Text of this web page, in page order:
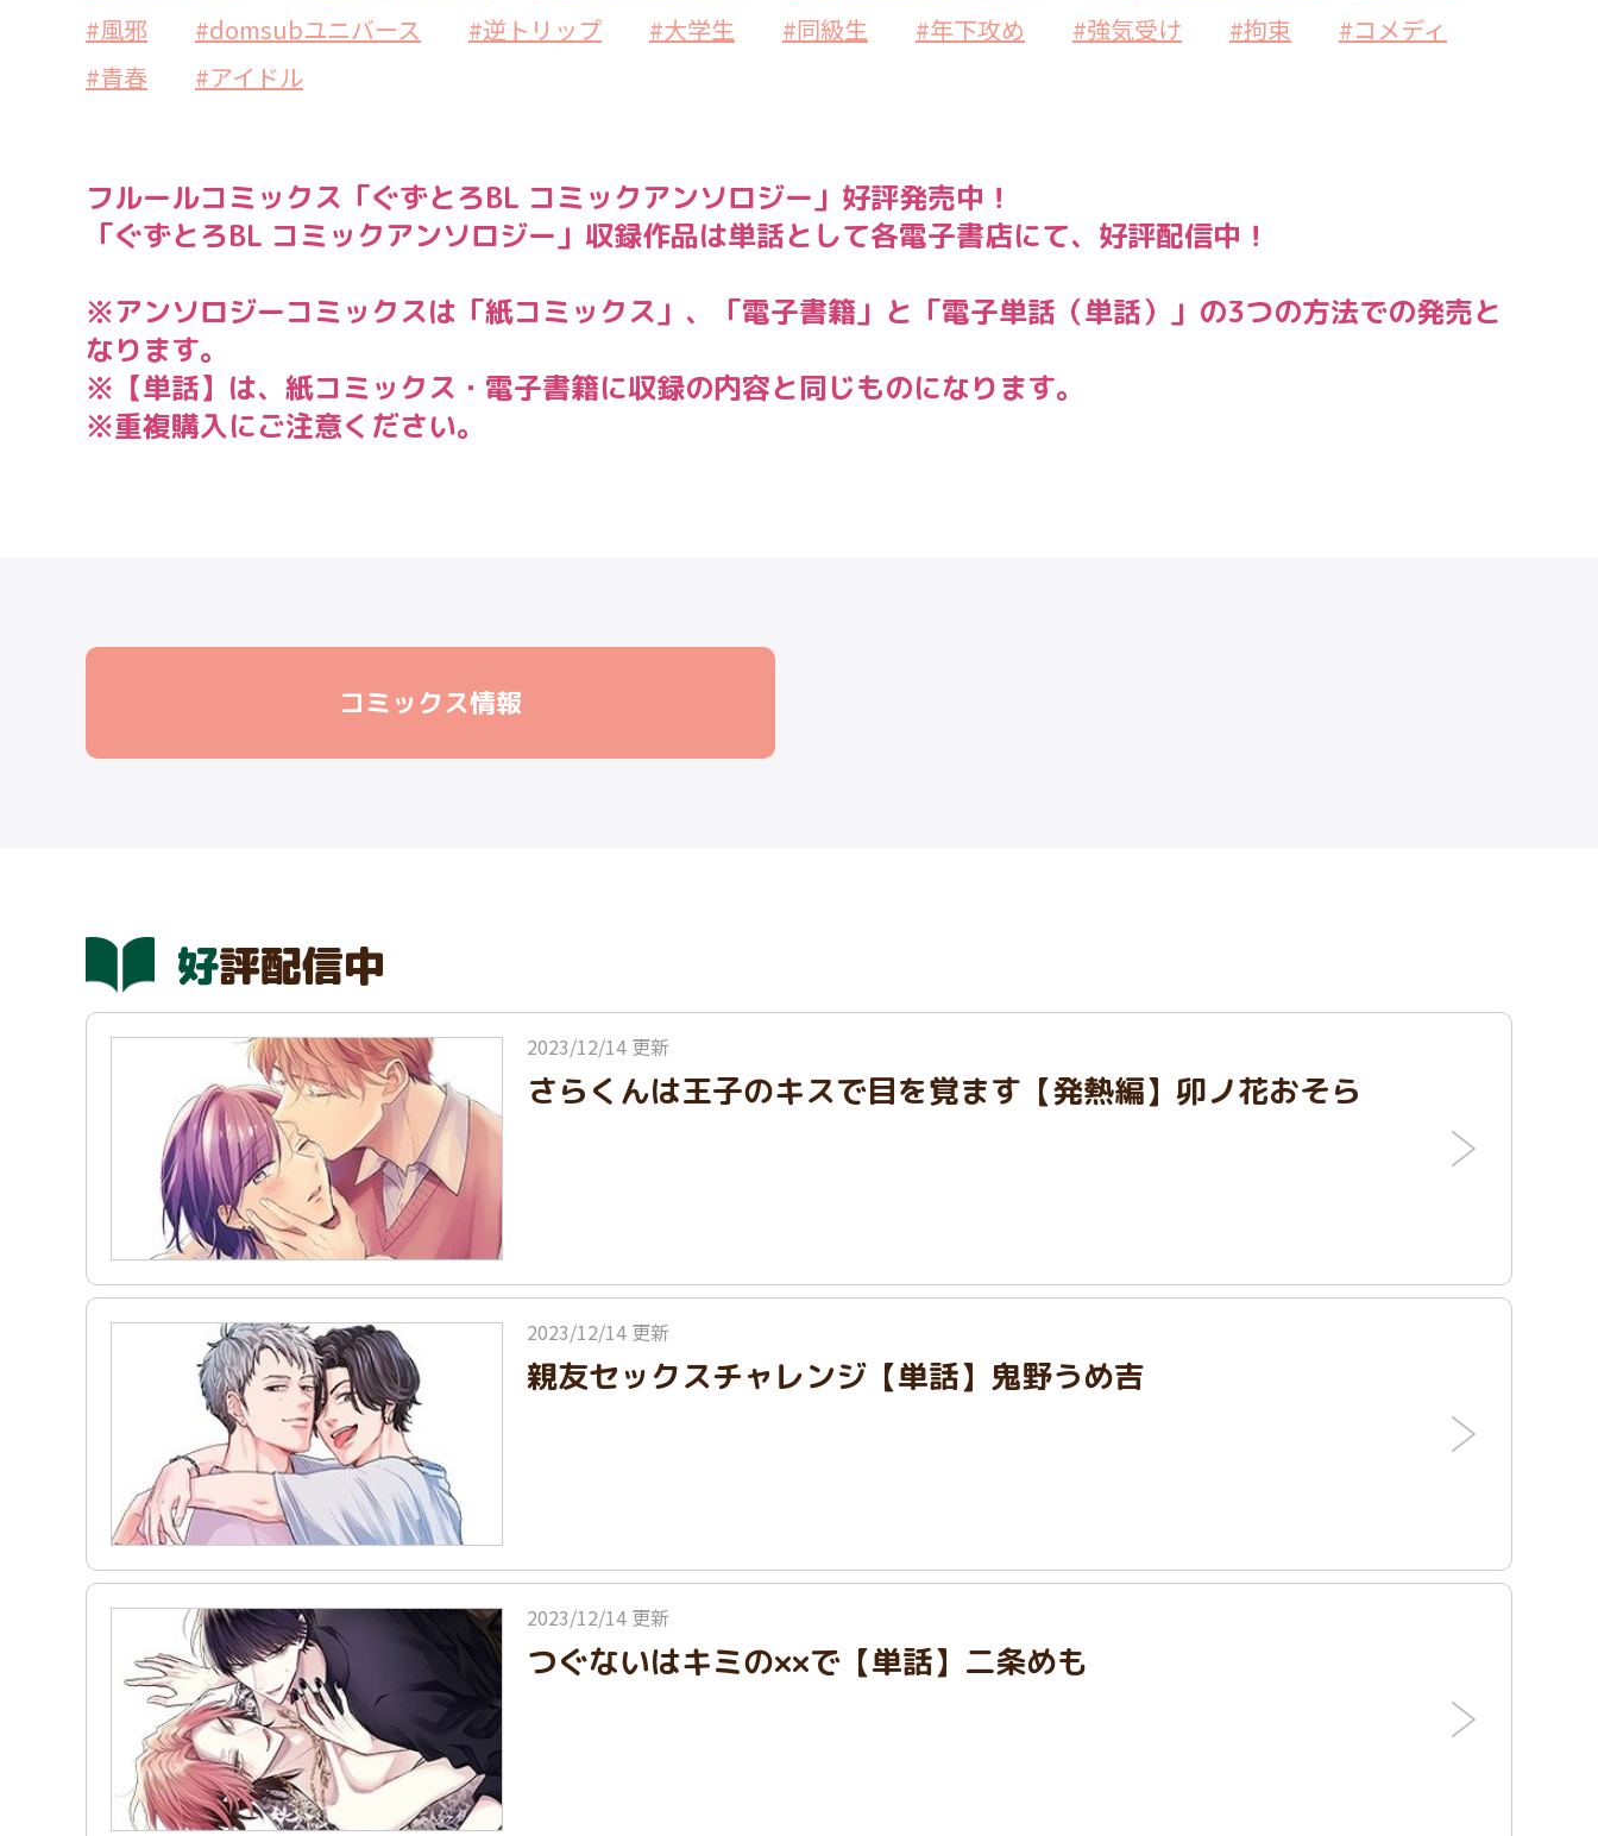
#風邪
#domsubユニバース #逆トリップ #大学生 #同級生 #年下攻め #強気受け #拘束
#コメディ
#青春
#アイドル
フルールコミックス「ぐずとろBL コミックアンソロジー」好評発売中！
「ぐずとろBL コミックアンソロジー」収録作品は単話として各電子書店にて、好評配信中！
※アンソロジーコミックスは「紙コミックス」、「電子書籍」と「電子単話（単話）」の3つの方法での発売と
なります。
※【単話】は、紙コミックス・電子書籍に収録の内容と同じものになります。
※重複購入にご注意ください。
コミックス情報
好評配信中
2023/12/14 更新
さらくんは王子のキスで目を覚ます【発熱編】卯ノ花おそら
2023/12/14 更新
親友セックスチャレンジ【単話】鬼野うめ吉
2023/12/14 更新
つぐないはキミの××で【単話】二条めも